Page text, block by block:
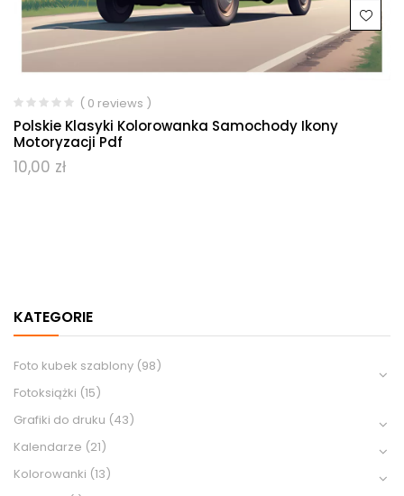
KATEGORIE
Foto kubek szablony (98)
Fotoksiążki (15)
Grafiki do druku (43)
Kalendarze (21)
Kolorowanki (13)
( 0 reviews )
Polskie Klasyki Kolorowanka Samochody Ikony
Motoryzacji Pdf
10,00 zł